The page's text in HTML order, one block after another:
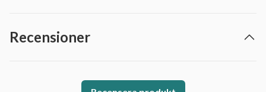
Recensioner